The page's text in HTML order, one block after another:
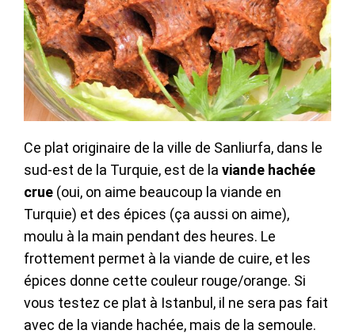
Ce plat originaire de la ville de Sanliurfa, dans le
sud-est de la Turquie, est de la viande hachée
crue (oui, on aime beaucoup la viande en
Turquie) et des épices (ça aussi on aime),
moulu à la main pendant des heures. Le
frottement permet à la viande de cuire, et les
épices donne cette couleur rouge/orange. Si
vous testez ce plat à Istanbul, il ne sera pas fait
avec de la viande hachée, mais de la semoule.